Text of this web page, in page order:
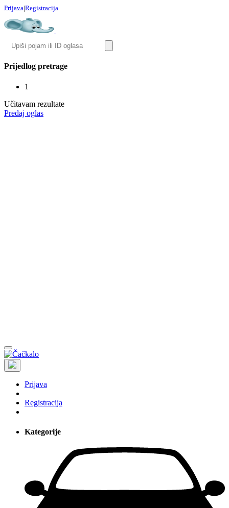
Prijava|Registracija
Prijedlog pretrage
1
Učitavam rezultate
Predaj oglas
Prijava
Registracija
Kategorije